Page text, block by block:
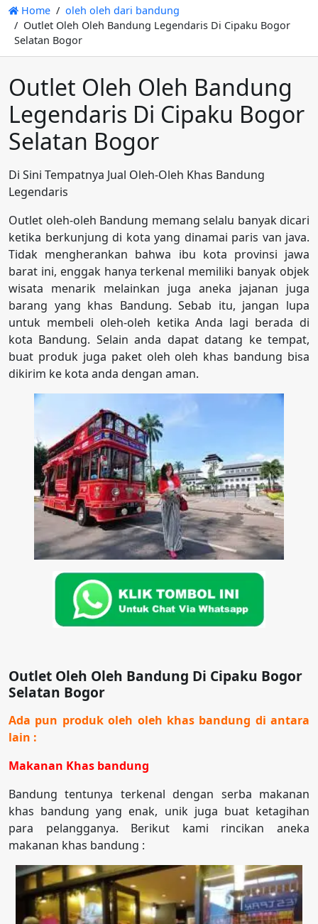
Home
oleh oleh dari bandung
Outlet Oleh Oleh Bandung Legendaris Di Cipaku Bogor
Selatan Bogor
Outlet Oleh Oleh Bandung
Legendaris Di Cipaku Bogor
Selatan Bogor
Di Sini Tempatnya Jual Oleh-Oleh Khas Bandung
Legendaris
Outlet oleh-oleh Bandung memang selalu banyak dicari
ketika berkunjung di kota yang dinamai paris van java.
Tidak mengherankan bahwa ibu kota provinsi jawa
barat ini, enggak hanya terkenal memiliki banyak objek
wisata menarik melainkan juga aneka jajanan juga
barang yang khas Bandung. Sebab itu, jangan lupa
untuk membeli oleh-oleh ketika Anda lagi berada di
kota Bandung. Selain anda dapat datang ke tempat,
buat produk juga paket oleh oleh khas bandung bisa
dikirim ke kota anda dengan aman.
Outlet Oleh Oleh Bandung Di Cipaku Bogor
Selatan Bogor
Ada pun produk oleh oleh khas bandung di antara
lain :
Makanan Khas bandung
Bandung tentunya terkenal dengan serba makanan
khas bandung yang enak, unik juga buat ketagihan
para pelangganya. Berikut kami rincikan aneka
makanan khas bandung :